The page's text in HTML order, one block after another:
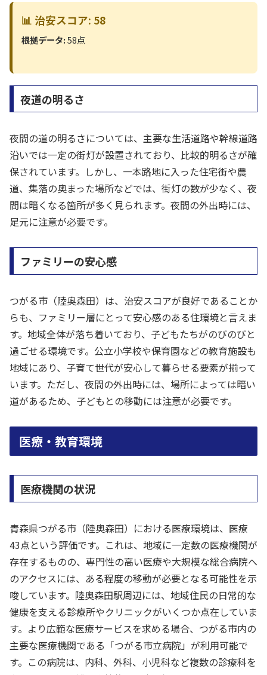
📊 治安スコア: 58
根拠データ:58点
夜道の明るさ
夜間の道の明るさについては、主要な生活道路や幹線道路
沿いでは一定の街灯が設置されており、比較的明るさが確
保されています。しかし、一本路地に入った住宅街や農
道、集落の奥まった場所などでは、街灯の数が少なく、夜
間は暗くなる箇所が多く見られます。夜間の外出時には、
足元に注意が必要です。
ファミリーの安心感
つがる市（陸奥森田）は、治安スコアが良好であることか
らも、ファミリー層にとって安心感のある住環境と言えま
す。地域全体が落ち着いており、子どもたちがのびのびと
過ごせる環境です。公立小学校や保育園などの教育施設も
地域にあり、子育て世代が安心して暮らせる要素が揃って
います。ただし、夜間の外出時には、場所によっては暗い
道があるため、子どもとの移動には注意が必要です。
医療・教育環境
医療機関の状況
青森県つがる市（陸奥森田）における医療環境は、医療
43点という評価です。これは、地域に一定数の医療機関が
存在するものの、専門性の高い医療や大規模な総合病院へ
のアクセスには、ある程度の移動が必要となる可能性を示
唆しています。陸奥森田駅周辺には、地域住民の日常的な
健康を支える診療所やクリニックがいくつか点在していま
す。より広範な医療サービスを求める場合、つがる市内の
主要な医療機関である「つがる市立病院」が利用可能で
す。この病院は、内科、外科、小児科など複数の診療科を